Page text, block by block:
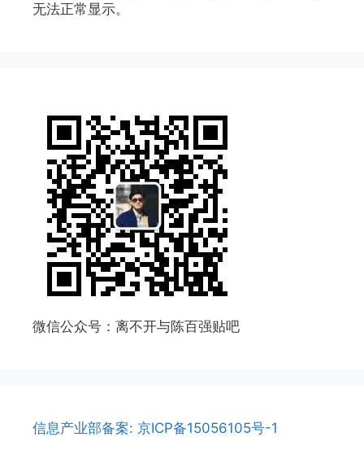
无法正常显示。
微信公众号：离不开与陈百强贴吧
信息产业部备案: 京ICP备15056105号-1